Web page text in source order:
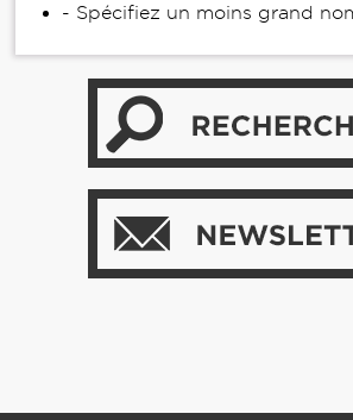
- Spécifiez un moins grand